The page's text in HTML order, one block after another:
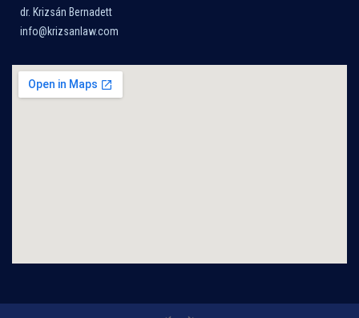
dr. Krizsán Bernadett
info@krizsanlaw.com